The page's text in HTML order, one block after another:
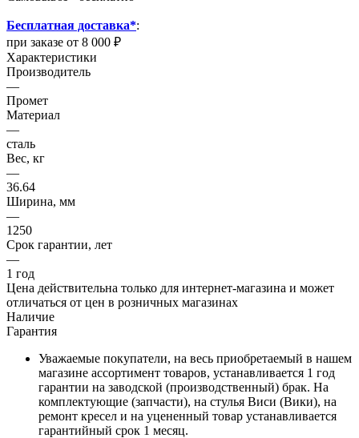
Бесплатная доставка*:
при заказе от 8 000 ₽
Характеристики
Производитель
—
Промет
Материал
—
сталь
Вес, кг
—
36.64
Ширина, мм
—
1250
Срок гарантии, лет
—
1 год
Цена действительна только для интернет-магазина и может
отличаться от цен в розничных магазинах
Наличие
Гарантия
Уважаемые покупатели, на весь приобретаемый в нашем
магазине ассортимент товаров, устанавливается 1 год
гарантии на заводской (производственный) брак. На
комплектующие (запчасти), на стулья Виси (Вики), на
ремонт кресел и на уцененный товар устанавливается
гарантийный срок 1 месяц.